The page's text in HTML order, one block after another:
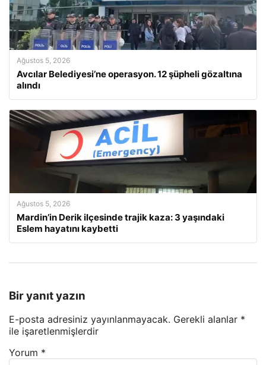
Ağustos 5, 2026
Avcılar Belediyesi’ne operasyon. 12 şüpheli gözaltına
alındı
Ağustos 5, 2026
Mardin’in Derik ilçesinde trajik kaza: 3 yaşındaki
Eslem hayatını kaybetti
Bir yanıt yazın
E-posta adresiniz yayınlanmayacak. Gerekli alanlar *
ile işaretlenmişlerdir
Yorum *